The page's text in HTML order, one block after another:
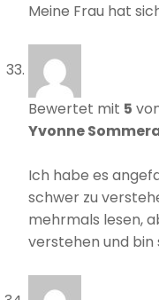
Meine Frau hat
Bewertet mit 5
Yvonne
Ich habe es
schwer zu
mehrmals lesen,
verstehen und bin